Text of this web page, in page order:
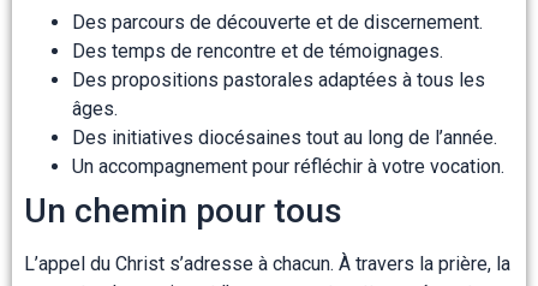
Des parcours de découverte et de discernement.
Des temps de rencontre et de témoignages.
Des propositions pastorales adaptées à tous les
âges.
Des initiatives diocésaines tout au long de l’année.
Un accompagnement pour réfléchir à votre vocation.
Un chemin pour tous
L’appel du Christ s’adresse à chacun. À travers la prière, la